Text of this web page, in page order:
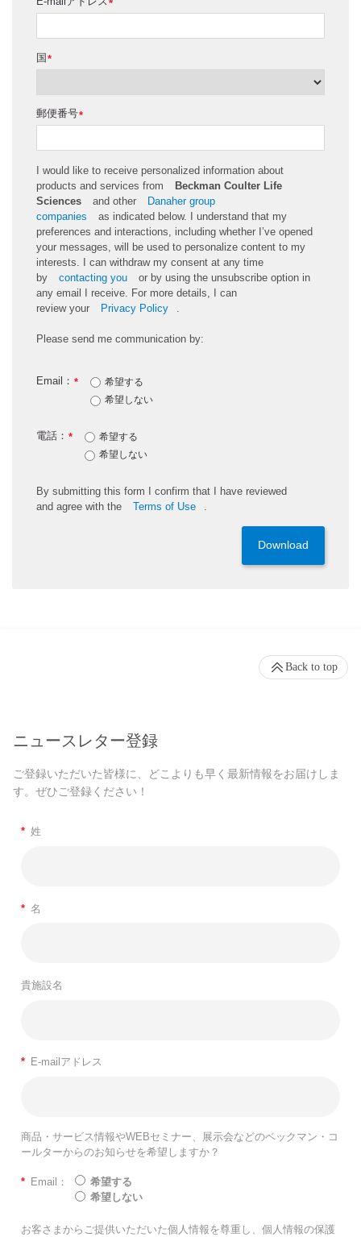
*
*
国
*
郵便番号
I would like to receive personalized information about
products and services from
Beckman Coulter Life
Sciences
and other
Danaher group
companies
as indicated below. I understand that my
preferences and interactions, including whether I’ve opened
your messages, will be used to personalize content to my
interests. I can withdraw my consent at any time
by
contacting you or by using the unsubscribe option in
any email I receive. For more details, I can
review your Privacy Policy .
Please send me communication by:
*
Email：
希望する
希望しない
*
電話：
希望する
希望しない
By submitting this form
I confirm that I have reviewed
and agree with the Terms of Use .
Download
ニュースレター登録
ご登録いただいた皆様に、どこよりも早く最新情報をお届けしま
す。ぜひご登録ください！
* 姓
* 名
貴施設名
* E-mailアドレス
商品・サービス情報やWEBセミナー、展示会などのベックマン・コ
ールターからのお知らせを希望しますか？
* Email：
希望する
希望しない
お客さまからご提供いただいた個人情報を尊重し、個人情報の保護
Back to top